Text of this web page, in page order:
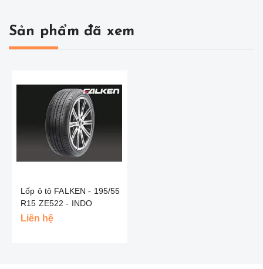
Sản phẩm đã xem
Lốp ô tô FALKEN - 195/55
R15 ZE522 - INDO
Liên hệ